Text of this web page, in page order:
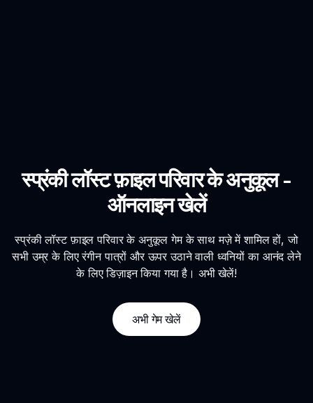
स्प्रंकी लॉस्ट फ़ाइल परिवार के अनुकूल -
ऑनलाइन खेलें
स्प्रंकी लॉस्ट फ़ाइल परिवार के अनुकूल गेम के साथ मज़े में शामिल हों, जो
सभी उम्र के लिए रंगीन पात्रों और ऊपर उठाने वाली ध्वनियों का आनंद लेने
के लिए डिज़ाइन किया गया है। अभी खेलें!
अभी गेम खेलें